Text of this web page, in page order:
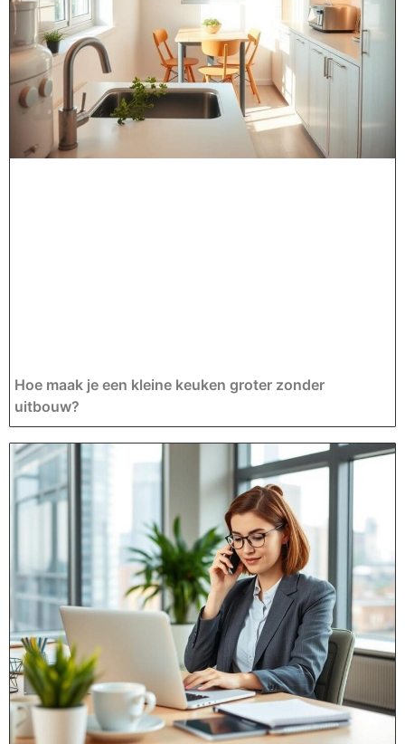
Hoe maak je een kleine keuken groter zonder
uitbouw?